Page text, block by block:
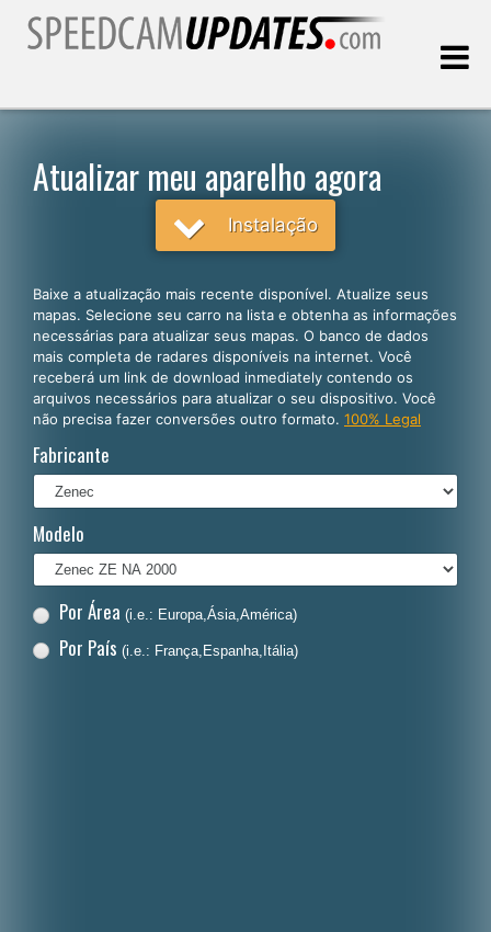
Português
English
Español
Français
Polski
Nederlands
Dansk
Atualizar meu aparelho agora
Instalação
Baixe a atualização mais recente disponível. Atualize seus
mapas. Selecione seu carro na lista e obtenha as informações
necessárias para atualizar seus mapas. O banco de dados
mais completa de radares disponíveis na internet. Você
receberá um link de download inmediately contendo os
arquivos necessários para atualizar o seu dispositivo. Você
não precisa fazer conversões outro formato. 100% Legal
Fabricante
Modelo
Por Área (i.e.: Europa,Ásia,América)
Por País (i.e.: França,Espanha,Itália)